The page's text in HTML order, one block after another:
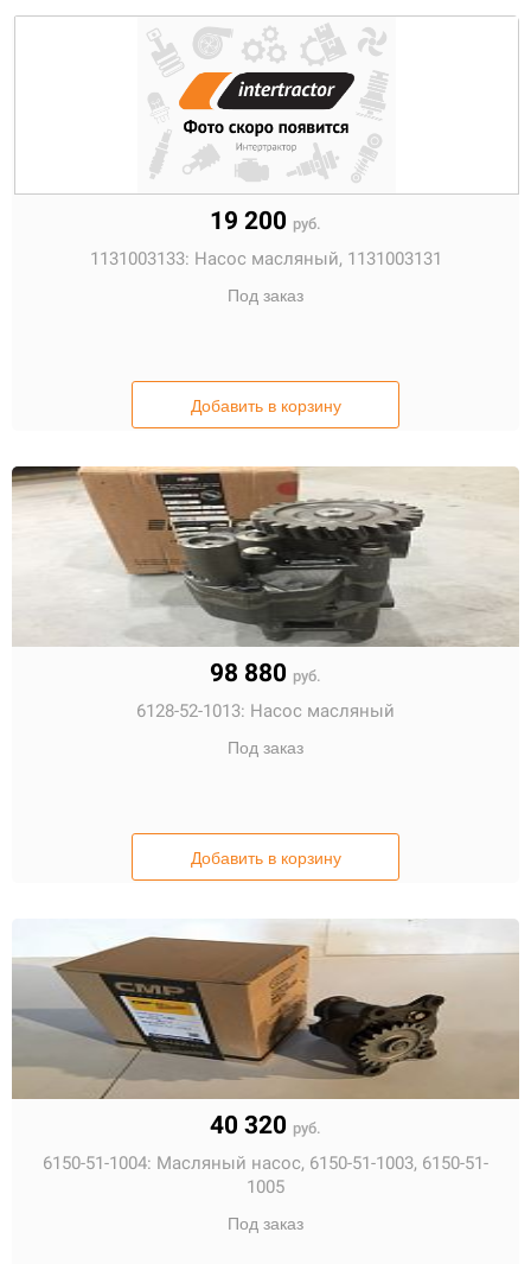
19 200 руб.
1131003133: Насос масляный, 1131003131
Под заказ
Добавить в корзину
98 880 руб.
6128-52-1013: Насос масляный
Под заказ
Добавить в корзину
40 320 руб.
6150-51-1004: Масляный насос, 6150-51-1003, 6150-51-
1005
Под заказ